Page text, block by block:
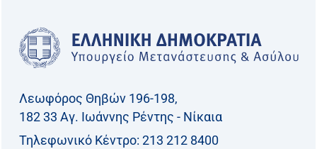
Λεωφόρος Θηβών 196-198,
182 33 Aγ. Ιωάννης Ρέντης - Νίκαια
Τηλεφωνικό Kέντρο: 213 212 8400